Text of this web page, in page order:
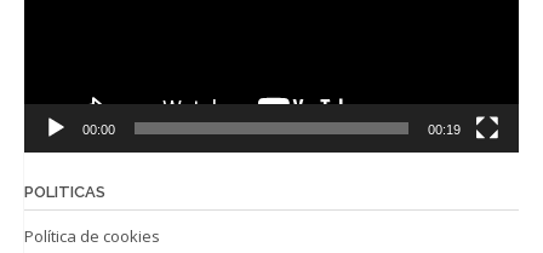
00:00 00:19
POLITICAS
Política de cookies